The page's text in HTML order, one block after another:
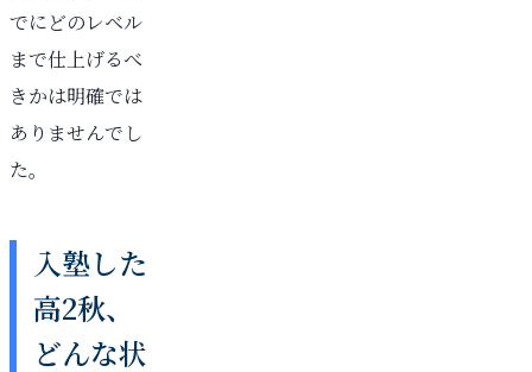
でにどのレベル
まで仕上げるべ
きかは明確では
ありませんでし
た。
入塾した
高2秋、
どんな状